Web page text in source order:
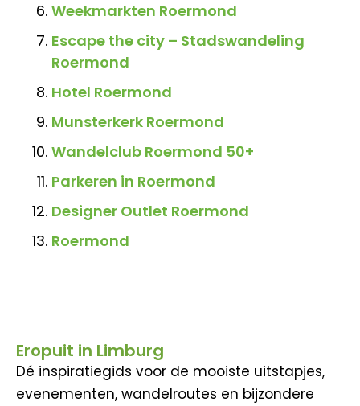
Weekmarkten Roermond
Escape the city – Stadswandeling
Roermond
Hotel Roermond
Munsterkerk Roermond
Wandelclub Roermond 50+
Parkeren in Roermond
Designer Outlet Roermond
Roermond
Eropuit in Limburg
Dé inspiratiegids voor de mooiste uitstapjes,
evenementen, wandelroutes en bijzondere